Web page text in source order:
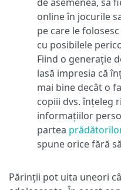
online în jocurile
pe care le
cu posibilele
Fiind o generație
lasă impresia că
mai bine decât o
copiii dvs. înțeleg
informațiilor
partea
spune orice fără
Părinții pot uita uneori